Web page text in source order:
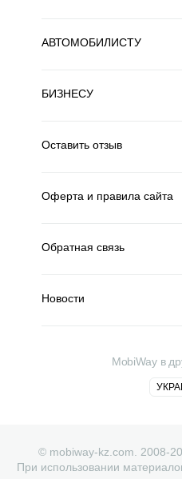
АВТОМОБИЛИСТУ
БИЗНЕСУ
Оставить отзыв
Оферта и правила сайта
Обратная связь
Новости
MobiWay в
© mobiway-kz.com. 2008-
При использовании